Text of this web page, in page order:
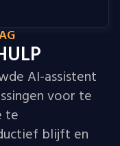
AI-assistent
voor te
te
blijft en